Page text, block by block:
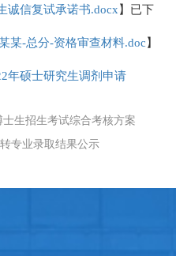
诚信复试承诺书.docx 】已下
某-总分-资格审查材料.doc 】
年硕士研究生调剂申请
生招生考试综合考核方案
专业录取结果公示